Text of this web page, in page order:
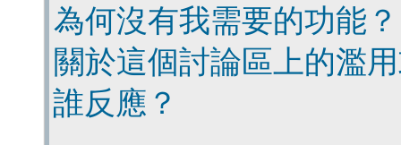
為何沒有我需要的功能？
關於這個討論區上的濫
誰反應？